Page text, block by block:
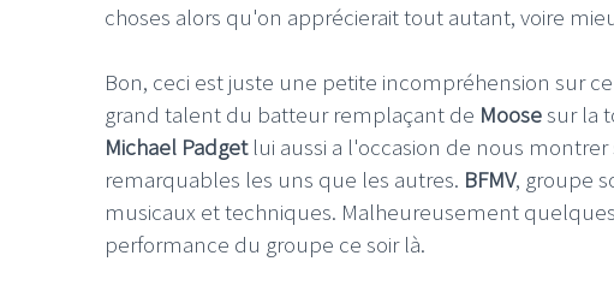
choses alors qu'on apprécierait tout autant, voire
Bon, ceci est juste une petite incompréhension sur
grand talent du batteur remplaçant de Moosesur la
Michael Padgetlui aussi a l'occasion de nous
remarquables les uns que les autres. BFMV, groupe
musicaux et techniques. Malheureusement
performance du groupe ce soir là.